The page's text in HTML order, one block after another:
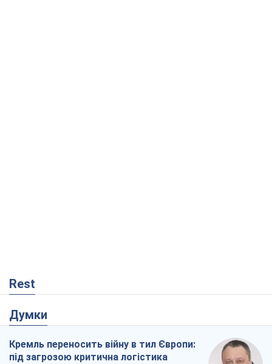
Rest
Думки
Кремль переносить війну в тил Європи:
під загрозою критична логістика